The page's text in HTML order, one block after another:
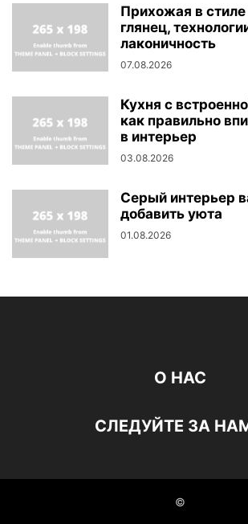
Прихожая в
глянец,
лаконичность
07.08.2026
Кухня с
как правильно
в интерьер
03.08.2026
Серый интерьер
добавить уюта
01.08.2026
О НАС
СЛЕДУЙТЕ ЗА
©